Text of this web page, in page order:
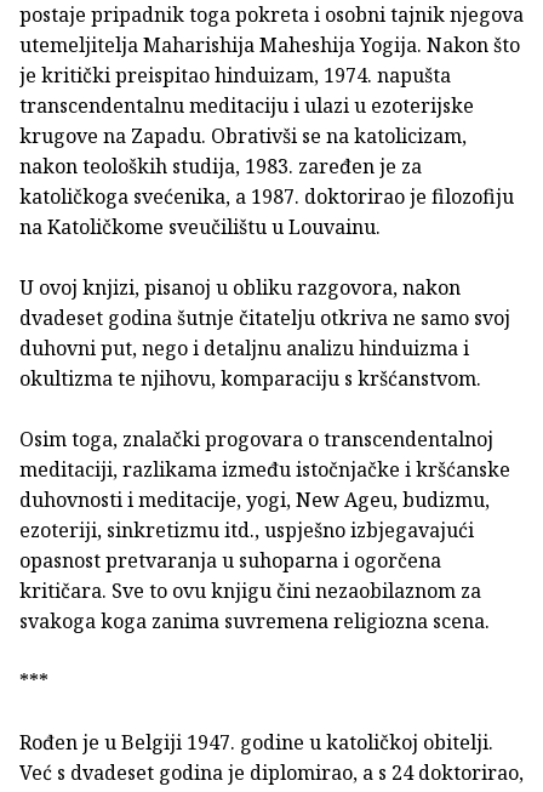
postaje pripadnik toga pokreta i osobni tajnik njegova
utemeljitelja Maharishija Maheshija Yogija. Nakon što
je kritički preispitao hinduizam, 1974. napušta
transcendentalnu meditaciju i ulazi u ezoterijske
krugove na Zapadu. Obrativši se na katolicizam,
nakon teoloških studija, 1983. zaređen je za
katoličkoga svećenika, a 1987. doktorirao je filozofiju
na Katoličkome sveučilištu u Louvainu.
U ovoj knjizi, pisanoj u obliku razgovora, nakon
dvadeset godina šutnje čitatelju otkriva ne samo svoj
duhovni put, nego i detaljnu analizu hinduizma i
okultizma te njihovu, komparaciju s kršćanstvom.
Osim toga, znalački progovara o transcendentalnoj
meditaciji, razlikama između istočnjačke i kršćanske
duhovnosti i meditacije, yogi, New Ageu, budizmu,
ezoteriji, sinkretizmu itd., uspješno izbjegavajući
opasnost pretvaranja u suhoparna i ogorčena
kritičara. Sve to ovu knjigu čini nezaobilaznom za
svakoga koga zanima suvremena religiozna scena.
***
Rođen je u Belgiji 1947. godine u katoličkoj obitelji.
Već s dvadeset godina je diplomirao, a s 24 doktorirao,